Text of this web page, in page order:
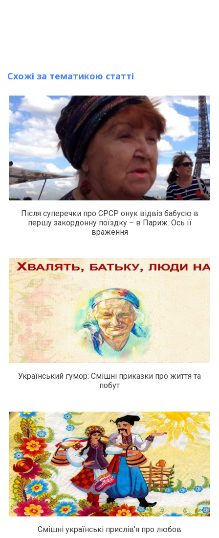
Схожі за тематикою статті
Після суперечки про СРСР онук відвіз бабусю в
першу закордонну поїздку – в Париж. Ось її
враження
Український гумор: Смішні приказки про життя та
побут
Смішні українські прислів’я про любов